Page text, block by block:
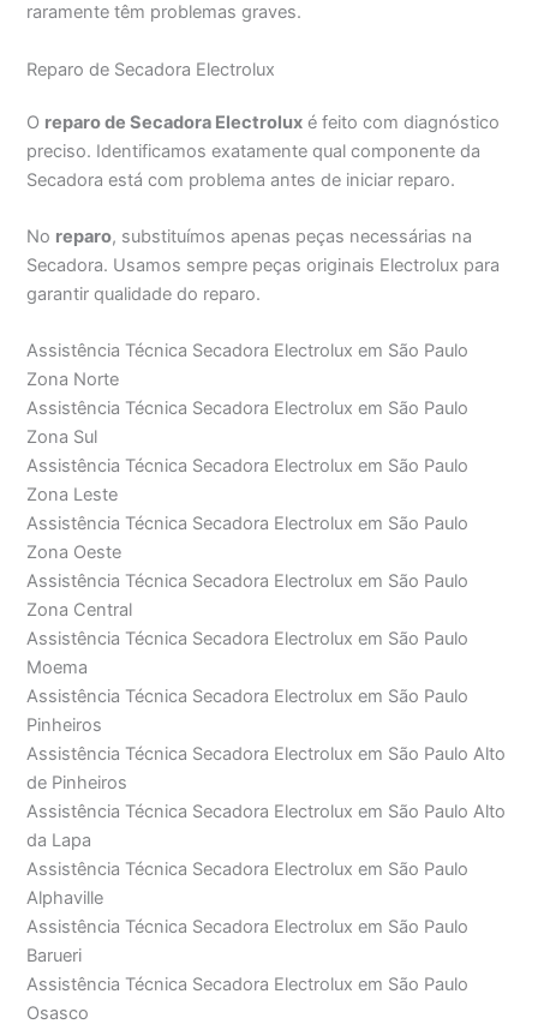
raramente têm problemas graves.
Reparo de Secadora Electrolux
O reparo de Secadora Electrolux é feito com diagnóstico
preciso. Identificamos exatamente qual componente da
Secadora está com problema antes de iniciar reparo.
No reparo, substituímos apenas peças necessárias na
Secadora. Usamos sempre peças originais Electrolux para
garantir qualidade do reparo.
Assistência Técnica Secadora Electrolux em São Paulo
Zona Norte
Assistência Técnica Secadora Electrolux em São Paulo
Zona Sul
Assistência Técnica Secadora Electrolux em São Paulo
Zona Leste
Assistência Técnica Secadora Electrolux em São Paulo
Zona Oeste
Assistência Técnica Secadora Electrolux em São Paulo
Zona Central
Assistência Técnica Secadora Electrolux em São Paulo
Moema
Assistência Técnica Secadora Electrolux em São Paulo
Pinheiros
Assistência Técnica Secadora Electrolux em São Paulo Alto
de Pinheiros
Assistência Técnica Secadora Electrolux em São Paulo Alto
da Lapa
Assistência Técnica Secadora Electrolux em São Paulo
Alphaville
Assistência Técnica Secadora Electrolux em São Paulo
Barueri
Assistência Técnica Secadora Electrolux em São Paulo
Osasco